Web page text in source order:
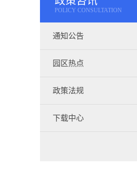
POLICY CONSULTATION
通知公告
园区热点
政策法规
下载中心